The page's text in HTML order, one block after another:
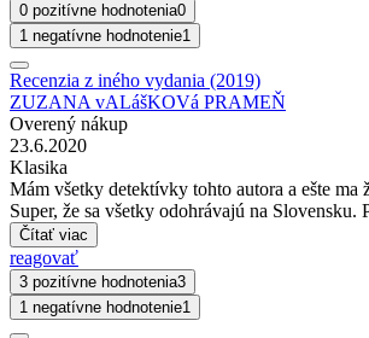
0 pozitívne hodnotenia0
1 negatívne hodnotenie1
Recenzia z iného vydania (2019)
ZUZANA vALášKOVá PRAMEŇ
Overený nákup
23.6.2020
Klasika
Mám všetky detektívky tohto autora a ešte ma
Super, že sa všetky odohrávajú na Slovensku.
Čítať viac
reagovať
3 pozitívne hodnotenia3
1 negatívne hodnotenie1